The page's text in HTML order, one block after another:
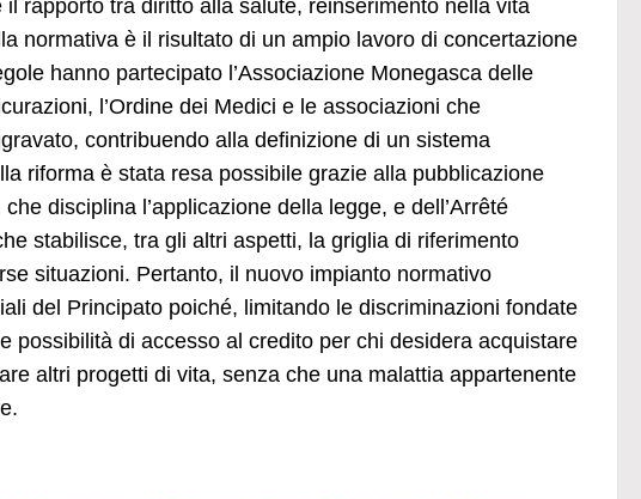
rapporto tra diritto alla salute, reinserimento nella vita
normativa è il risultato di un ampio lavoro di concertazione
hanno partecipato l’Associazione Monegasca delle
l’Ordine dei Medici e le associazioni che
contribuendo alla definizione di un sistema
riforma è stata resa possibile grazie alla pubblicazione
disciplina l’applicazione della legge, e dell’Arrêté
stabilisce, tra gli altri aspetti, la griglia di riferimento
situazioni. Pertanto, il nuovo impianto normativo
del Principato poiché, limitando le discriminazioni fondate
possibilità di accesso al credito per chi desidera acquistare
altri progetti di vita, senza che una malattia appartenente